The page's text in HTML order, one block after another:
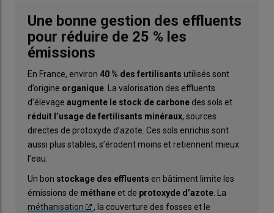
Une bonne gestion des effluents
pour réduire de 25 % les
émissions
En France, environ 40 % des fertilisants utilisés sont
d’origine organique . La valorisation des effluents
d’élevage augmente le stock de carbone des sols et
réduit l’usage de fertilisants minéraux, sources
directes de protoxyde d’azote. Ces sols enrichis sont
aussi plus stables, s’érodent moins et retiennent mieux
l’eau.
Un bon stockage des effluents en bâtiment limite les
émissions de méthane et de protoxyde d’azote . La
méthanisation
, la couverture des fosses et le